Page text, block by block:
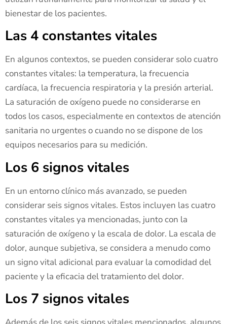
bienestar de los pacientes.
Las 4 constantes vitales
En algunos contextos, se pueden considerar solo cuatro
constantes vitales: la temperatura, la frecuencia
cardíaca, la frecuencia respiratoria y la presión arterial.
La saturación de oxígeno puede no considerarse en
todos los casos, especialmente en contextos de atención
sanitaria no urgentes o cuando no se dispone de los
equipos necesarios para su medición.
Los 6 signos vitales
En un entorno clínico más avanzado, se pueden
considerar seis signos vitales. Estos incluyen las cuatro
constantes vitales ya mencionadas, junto con la
saturación de oxígeno y la escala de dolor. La escala de
dolor, aunque subjetiva, se considera a menudo como
un signo vital adicional para evaluar la comodidad del
paciente y la eficacia del tratamiento del dolor.
Los 7 signos vitales